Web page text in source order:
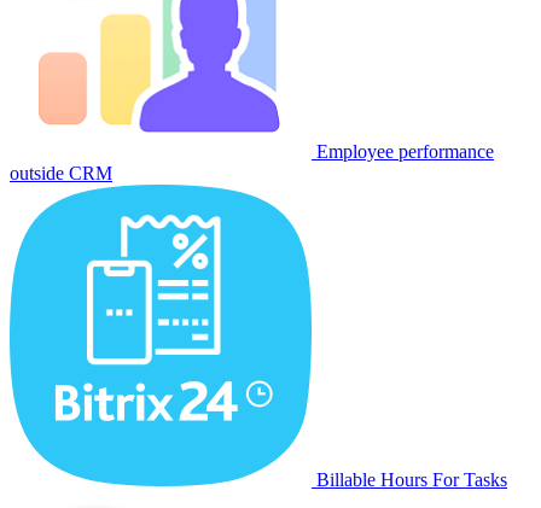
Employee performance
outside CRM
Billable Hours For Tasks